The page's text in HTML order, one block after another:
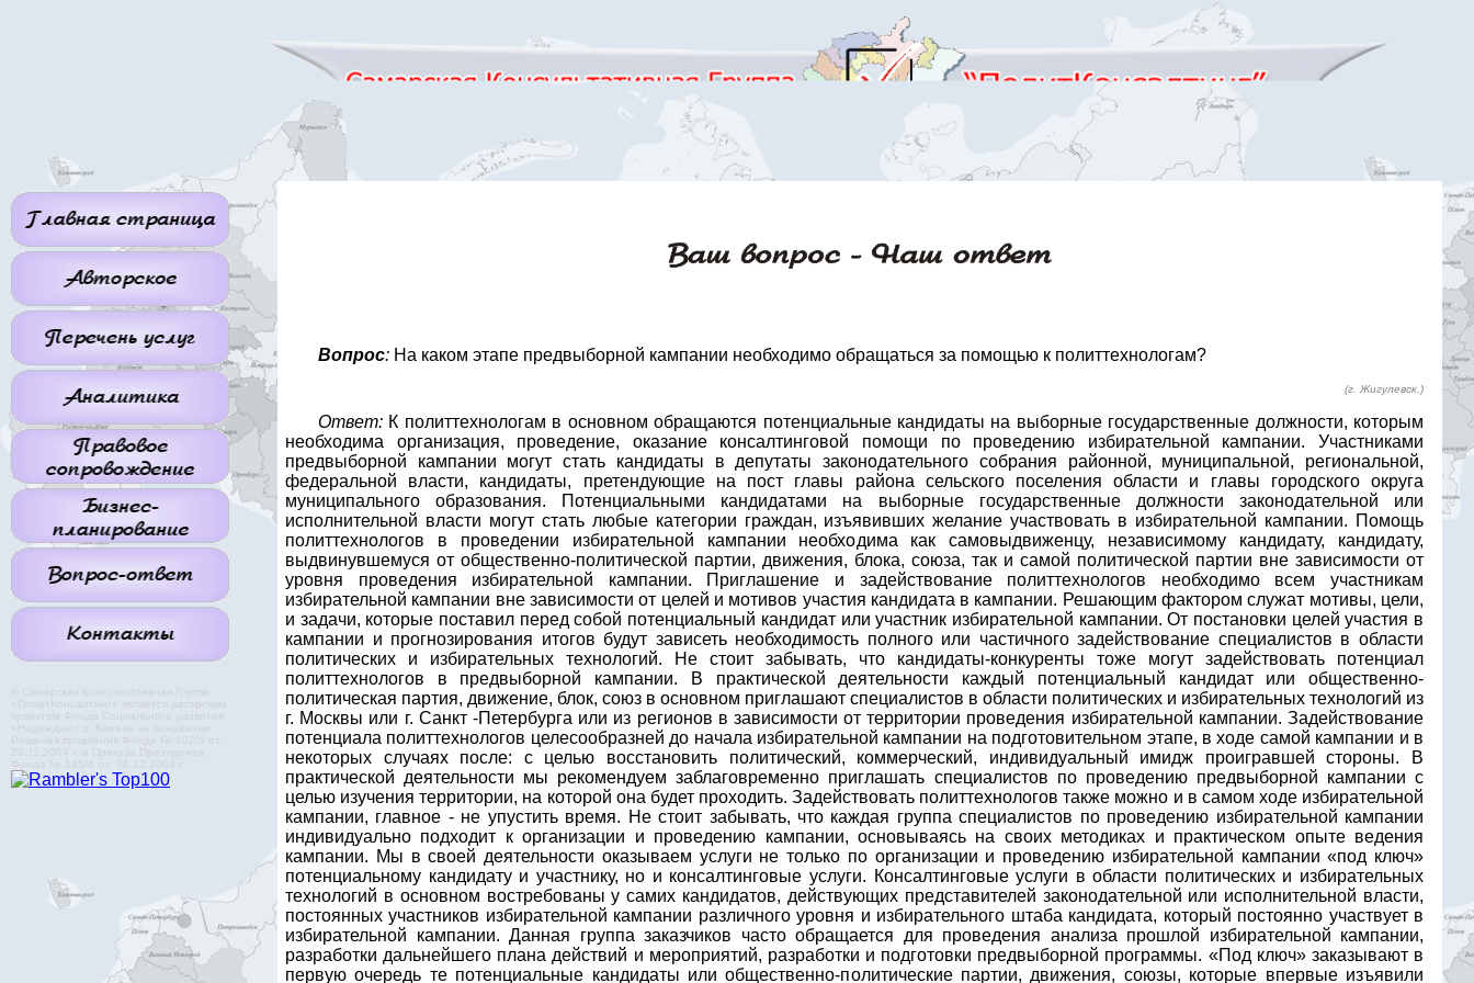
© Самарская Консультативная Группа
«ПолитКонсалтинг» является авторским
проектом Фонда Социального развития
«Надежда» г.о. Кинель на основании
Решения правления Фонда № 102/3 от:
23.11.2004 г. и Приказа Президента
Фонда № 145/4 от: 06.12.2004 г.
Вопрос: На каком этапе предвыборной кампании необходимо обращаться за помощью к политтехнологам?
(г. Жигулевск.)
Ответ: К политтехнологам в основном обращаются потенциальные кандидаты на выборные государственные должности, которым
необходима организация, проведение, оказание консалтинговой помощи по проведению избирательной кампании. Участниками
предвыборной кампании могут стать кандидаты в депутаты законодательного собрания районной, муниципальной, региональной,
федеральной власти, кандидаты, претендующие на пост главы района сельского поселения области и главы городского округа
муниципального образования. Потенциальными кандидатами на выборные государственные должности законодательной или
исполнительной власти могут стать любые категории граждан, изъявивших желание участвовать в избирательной кампании. Помощь
политтехнологов в проведении избирательной кампании необходима как самовыдвиженцу, независимому кандидату, кандидату,
выдвинувшемуся от общественно-политической партии, движения, блока, союза, так и самой политической партии вне зависимости от
уровня проведения избирательной кампании. Приглашение и задействование политтехнологов необходимо всем участникам
избирательной кампании вне зависимости от целей и мотивов участия кандидата в кампании. Решающим фактором служат мотивы, цели,
и задачи, которые поставил перед собой потенциальный кандидат или участник избирательной кампании. От постановки целей участия в
кампании и прогнозирования итогов будут зависеть необходимость полного или частичного задействование специалистов в области
политических и избирательных технологий. Не стоит забывать, что кандидаты-конкуренты тоже могут задействовать потенциал
политтехнологов в предвыборной кампании. В практической деятельности каждый потенциальный кандидат или общественно-
политическая партия, движение, блок, союз в основном приглашают специалистов в области политических и избирательных технологий из
г. Москвы или г. Санкт -Петербурга или из регионов в зависимости от территории проведения избирательной кампании. Задействование
потенциала политтехнологов целесообразней до начала избирательной кампании на подготовительном этапе, в ходе самой кампании и в
некоторых случаях после: с целью восстановить политический, коммерческий, индивидуальный имидж проигравшей стороны. В
практической деятельности мы рекомендуем заблаговременно приглашать специалистов по проведению предвыборной кампании с
целью изучения территории, на которой она будет проходить. Задействовать политтехнологов также можно и в самом ходе избирательной
кампании, главное - не упустить время. Не стоит забывать, что каждая группа специалистов по проведению избирательной кампании
индивидуально подходит к организации и проведению кампании, основываясь на своих методиках и практическом опыте ведения
кампании. Мы в своей деятельности оказываем услуги не только по организации и проведению избирательной кампании «под ключ»
потенциальному кандидату и участнику, но и консалтинговые услуги. Консалтинговые услуги в области политических и избирательных
технологий в основном востребованы у самих кандидатов, действующих представителей законодательной или исполнительной власти,
постоянных участников избирательной кампании различного уровня и избирательного штаба кандидата, который постоянно участвует в
избирательной кампании. Данная группа заказчиков часто обращается для проведения анализа прошлой избирательной кампании,
разработки дальнейшего плана действий и мероприятий, разработки и подготовки предвыборной программы. «Под ключ» заказывают в
первую очередь те потенциальные кандидаты или общественно-политические партии, движения, союзы, которые впервые изъявили